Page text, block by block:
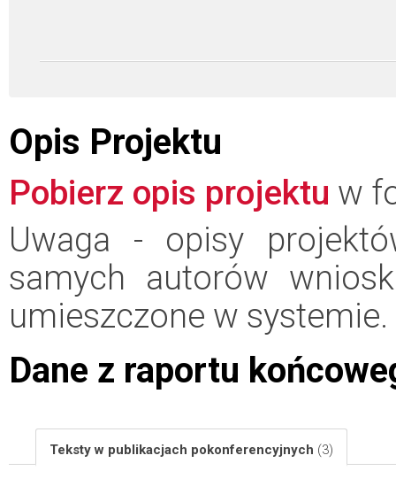
Opis Projektu
Pobierz opis projektu w
Uwaga - opisy
samych autorów
umieszczone w systemie.
Dane z raportu
Teksty w publikacjach pokonferencyjnych (3)